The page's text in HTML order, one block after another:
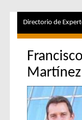
Directorio de
Martínez